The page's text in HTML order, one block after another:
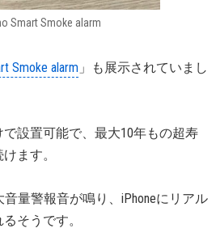
Smart Smoke alarm
Smoke alarm 」も展示されていまし
設置可能で、最大10年もの超寿
ます。
量警報音が鳴り、iPhoneにリアル
そうです。